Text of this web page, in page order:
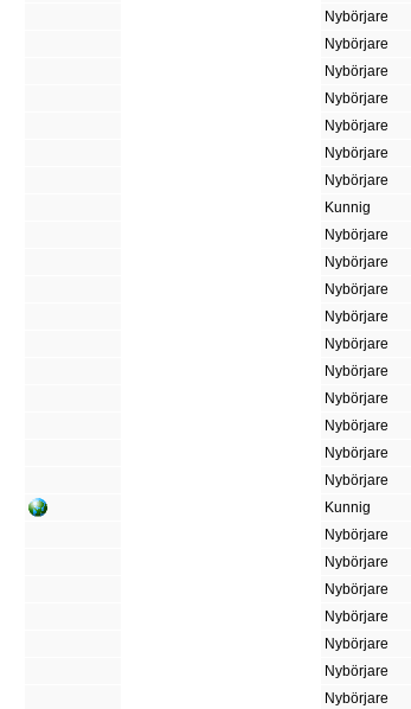
Nybörjare
Nybörjare
Nybörjare
Nybörjare
Nybörjare
Nybörjare
Nybörjare
Kunnig
Nybörjare
Nybörjare
Nybörjare
Nybörjare
Nybörjare
Nybörjare
Nybörjare
Nybörjare
Nybörjare
Nybörjare
Kunnig
Nybörjare
Nybörjare
Nybörjare
Nybörjare
Nybörjare
Nybörjare
Nybörjare